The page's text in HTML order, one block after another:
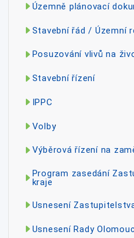
Územně plánovací
Stavební řád / Územní
Posuzování vlivů na
Stavební řízení
IPPC
Volby
Výběrová řízení na
Program zasedání
kraje
Usnesení
Usnesení Rady